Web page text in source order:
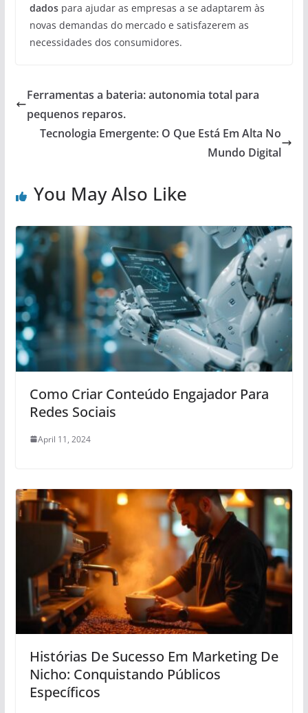
dadospara ajudar as empresas a se adaptarem às
novas demandas do mercado e satisfazerem as
necessidades dos consumidores.
Ferramentas a bateria: autonomia total para
pequenos reparos.
Tecnologia Emergente: O Que Está Em Alta No
Mundo Digital
You May Also Like
Como Criar Conteúdo Engajador Para
Redes Sociais
April 11, 2024
Histórias De Sucesso Em Marketing De
Nicho: Conquistando Públicos
Específicos